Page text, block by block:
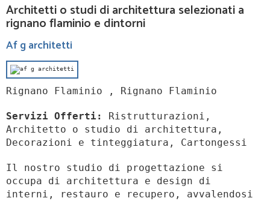
Architetti o studi di architettura selezionati a
rignano flaminio e dintorni
Af g architetti
Rignano Flaminio , Rignano Flaminio
Servizi Offerti:
Ristrutturazioni,
Architetto o studio di architettura,
Decorazioni e tinteggiatura, Cartongessi
Il nostro studio di progettazione si
occupa di architettura e design di
interni, restauro e recupero, avvalendosi